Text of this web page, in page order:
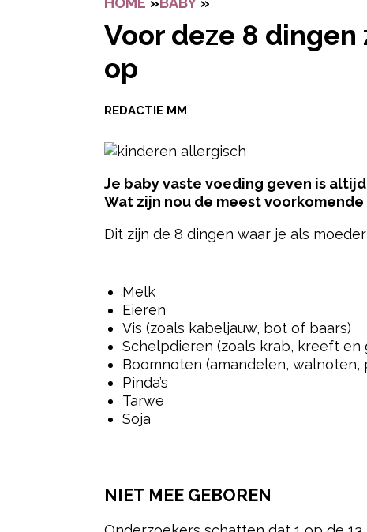
Voor deze 8
op
REDACTIE MM
Je baby vaste voeding geven is
Wat zijn nou de meest
Dit zijn de 8 dingen waar je als
Melk
Eieren
Vis (zoals kabeljauw, bot of baars)
Schelpdieren (zoals krab, kreeft en
Boomnoten (amandelen, walnoten,
Pinda’s
Tarwe
Soja
NIET MEE GEBOREN